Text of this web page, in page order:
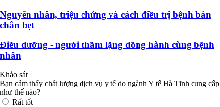
Nguyên nhân, triệu chứng và cách điều trị bệnh bàn
chân bẹt
Điều dưỡng - người thầm lặng đồng hành cùng bệnh
nhân
Khảo sát
Bạn cảm thấy chất lượng dịch vụ y tế do ngành Y tế Hà Tĩnh cung cấp
như thế nào?
Rất tốt